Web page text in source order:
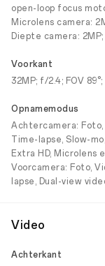
open-loop focus
Microlens camera:
Diepte camera: 2MP;
Voorkant
32MP; f/2.4; FOV
Opnamemodus
Achtercamera: Foto,
Time-lapse, Slow-
Extra HD, Microlens
Voorcamera: Foto,
lapse, Dual-view
Video
Achterkant